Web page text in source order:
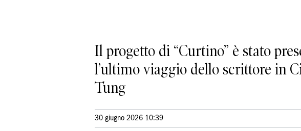
Il progetto di “Curtino” è stato
l’ultimo viaggio dello scrittore in
Tung
30 giugno 2026 10:39